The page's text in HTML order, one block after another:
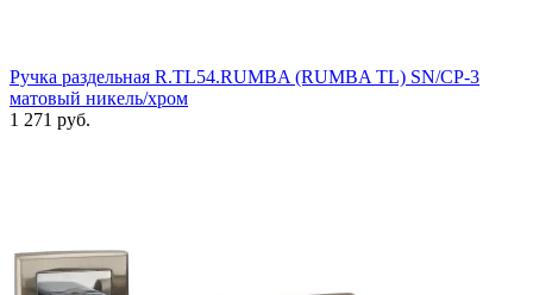
Ручка раздельная R.TL54.RUMBA (RUMBA TL) SN/CP-3
матовый никель/хром
1 271 руб.